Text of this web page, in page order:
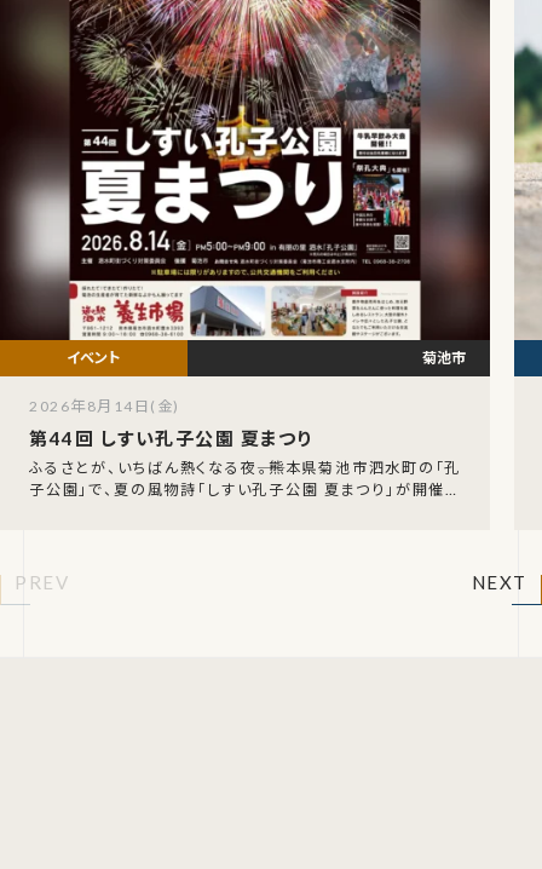
第44回 しすい孔子公園 夏まつり
ふるさとが、いちばん熱くなる夜――。熊本県菊池市泗水町の「孔
子公園」で、夏の風物詩「しすい孔子公園 夏まつり」が開催さ
菊池市
2026年8月14日(金)
PREV NEXT